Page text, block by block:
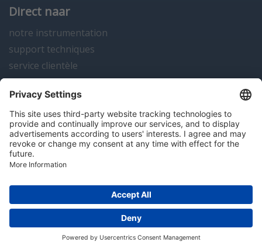
Direct naar
notre instrumentation
support techniques
service clientèle
actualités
contact
Algemene voorwaarden Disclaimer
Colofon
Copyright; 2026 Hitma B.V.. Tous droits réservés.